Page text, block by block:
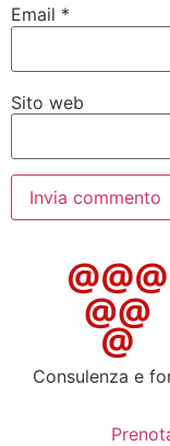
Email *
Sito web
Consulenza e